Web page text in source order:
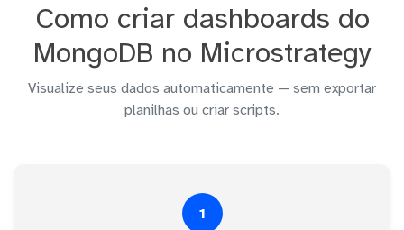
Como criar dashboards do
MongoDB no Microstrategy
Visualize seus dados automaticamente — sem exportar
planilhas ou criar scripts.
1